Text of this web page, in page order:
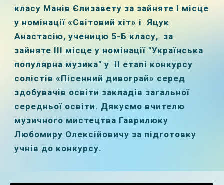
класу Манів Єлизавету за зайняте І місце
у номінації «Світовий хіт» і Яцук
Анастасію, ученицю 5-Б класу, за
зайняте ІІІ місце у номінації "Українська
популярна музика" у ІІ етапі конкурсу
солістів «Пісенний дивограй» серед
здобувачів освіти закладів загальної
середньої освіти. Дякуємо вчителю
музичного мистецтва Гаврилюку
Любомиру Олексійовичу за підготовку
учнів до конкурсу.